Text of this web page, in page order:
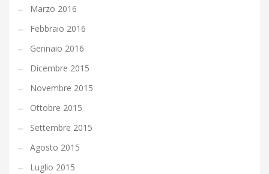
Marzo 2016
Febbraio 2016
Gennaio 2016
Dicembre 2015
Novembre 2015
Ottobre 2015
Settembre 2015
Agosto 2015
Luglio 2015